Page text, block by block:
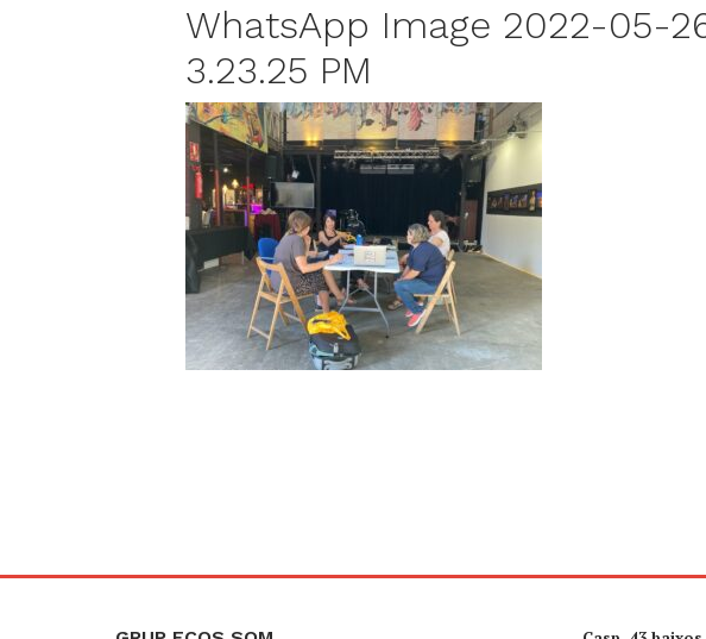
WhatsApp Image 2022-05-
3.23.25 PM